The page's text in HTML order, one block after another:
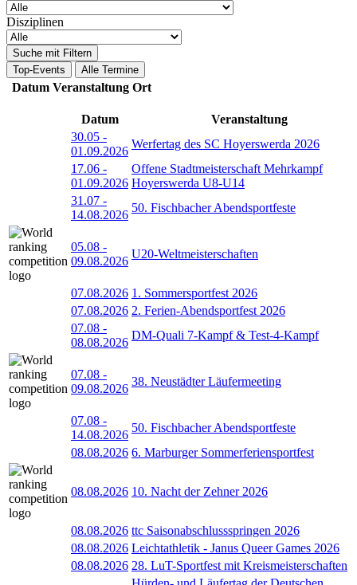
Disziplinen
Suche mit Filtern
Top-Events
Alle Termine
Datum Veranstaltung Ort
Datum
Veranstaltung
30.05 -
01.09.2026
Werfertag des SC Hoyerswerda 2026
17.06 -
01.09.2026
Offene Stadtmeisterschaft Mehrkampf
Hoyerswerda U8-U14
31.07 -
14.08.2026
50. Fischbacher Abendsportfeste
05.08 -
09.08.2026
U20-Weltmeisterschaften
07.08.2026 1. Sommersportfest 2026
07.08.2026 2. Ferien-Abendsportfest 2026
07.08 -
08.08.2026
DM-Quali 7-Kampf & Test-4-Kampf
07.08 -
09.08.2026
38. Neustädter Läufermeeting
07.08 -
14.08.2026
50. Fischbacher Abendsportfeste
08.08.2026 6. Marburger Sommerferiensportfest
08.08.2026 10. Nacht der Zehner 2026
08.08.2026 ttc Saisonabschlussspringen 2026
08.08.2026 Leichtathletik - Janus Queer Games 2026
08.08.2026 28. LuT-Sportfest mit Kreismeisterschaften